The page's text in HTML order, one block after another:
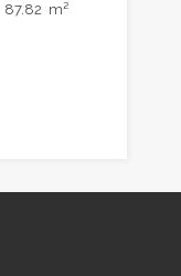
87.82 m²